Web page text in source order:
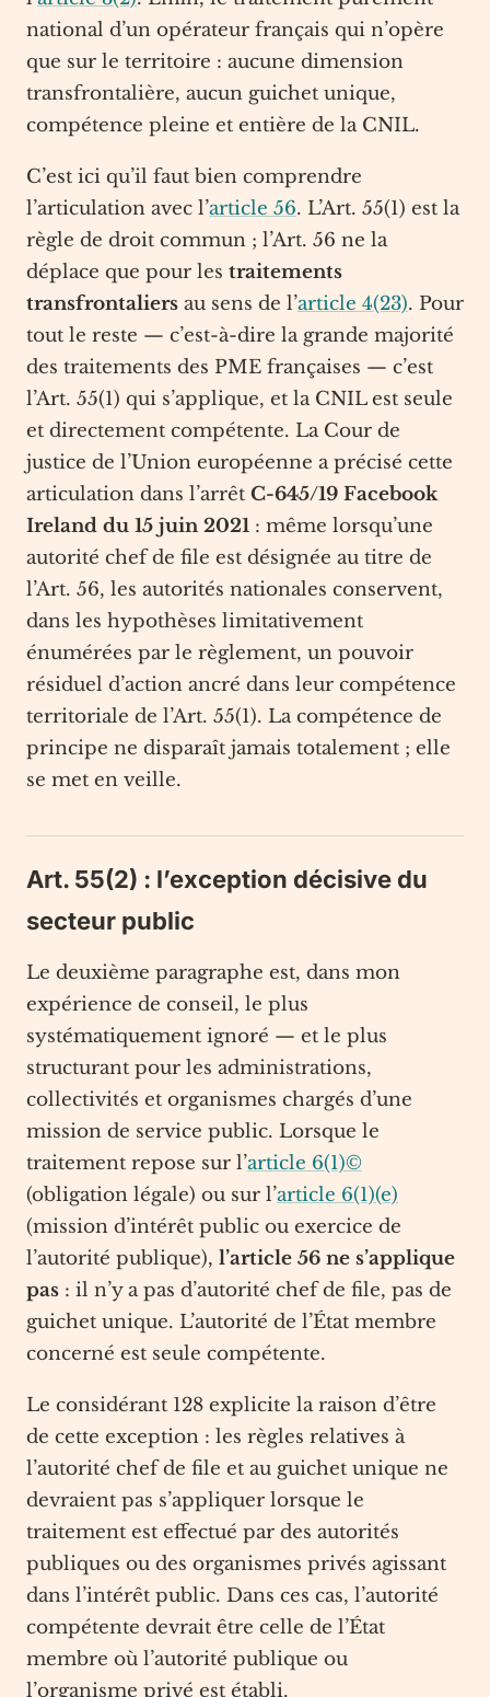
national d’un opérateur français qui n’opère
que sur le territoire : aucune dimension
transfrontalière, aucun guichet unique,
compétence pleine et entière de la CNIL.
C’est ici qu’il faut bien comprendre
l’articulation avec l’article 56. L’Art. 55(1) est la
règle de droit commun ; l’Art. 56 ne la
déplace que pour les traitements
transfrontaliers au sens de l’article 4(23). Pour
tout le reste — c’est-à-dire la grande majorité
des traitements des PME françaises — c’est
l’Art. 55(1) qui s’applique, et la CNIL est seule
et directement compétente. La Cour de
justice de l’Union européenne a précisé cette
articulation dans l’arrêt C-645/19 Facebook
Ireland du 15 juin 2021 : même lorsqu’une
autorité chef de file est désignée au titre de
l’Art. 56, les autorités nationales conservent,
dans les hypothèses limitativement
énumérées par le règlement, un pouvoir
résiduel d’action ancré dans leur compétence
territoriale de l’Art. 55(1). La compétence de
principe ne disparaît jamais totalement ; elle
se met en veille.
Art. 55(2) : l’exception décisive du
secteur public
Le deuxième paragraphe est, dans mon
expérience de conseil, le plus
systématiquement ignoré — et le plus
structurant pour les administrations,
collectivités et organismes chargés d’une
mission de service public. Lorsque le
traitement repose sur l’article 6(1)©
(obligation légale) ou sur l’article 6(1)(e)
(mission d’intérêt public ou exercice de
l’autorité publique), l’article 56 ne s’applique
pas : il n’y a pas d’autorité chef de file, pas de
guichet unique. L’autorité de l’État membre
concerné est seule compétente.
Le considérant 128 explicite la raison d’être
de cette exception : les règles relatives à
l’autorité chef de file et au guichet unique ne
devraient pas s’appliquer lorsque le
traitement est effectué par des autorités
publiques ou des organismes privés agissant
dans l’intérêt public. Dans ces cas, l’autorité
compétente devrait être celle de l’État
membre où l’autorité publique ou
l’organisme privé est établi.